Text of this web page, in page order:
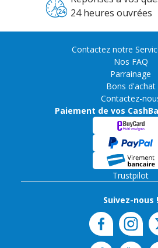
24 heures ouvrées
Contactez notre
Nos FAQ
Parrainage
Bons d'achat
Contactez-
Paiement de vos
Trustpilot
Suivez-nous !